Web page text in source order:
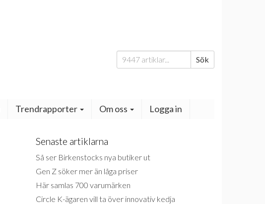
Sök
efter:
Sök
Trendrapporter Om oss Logga in
Senaste artiklarna
Så ser Birkenstocks nya butiker ut
Gen Z söker mer än låga priser
Här samlas 700 varumärken
Circle K-ägaren vill ta över innovativ kedja